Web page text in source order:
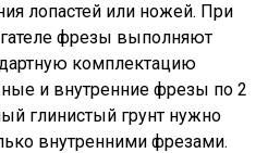
лопастей или ножей. При
фрезы выполняют
комплектацию
и внутренние фрезы по 2
глинистый грунт нужно
внутренними фрезами.